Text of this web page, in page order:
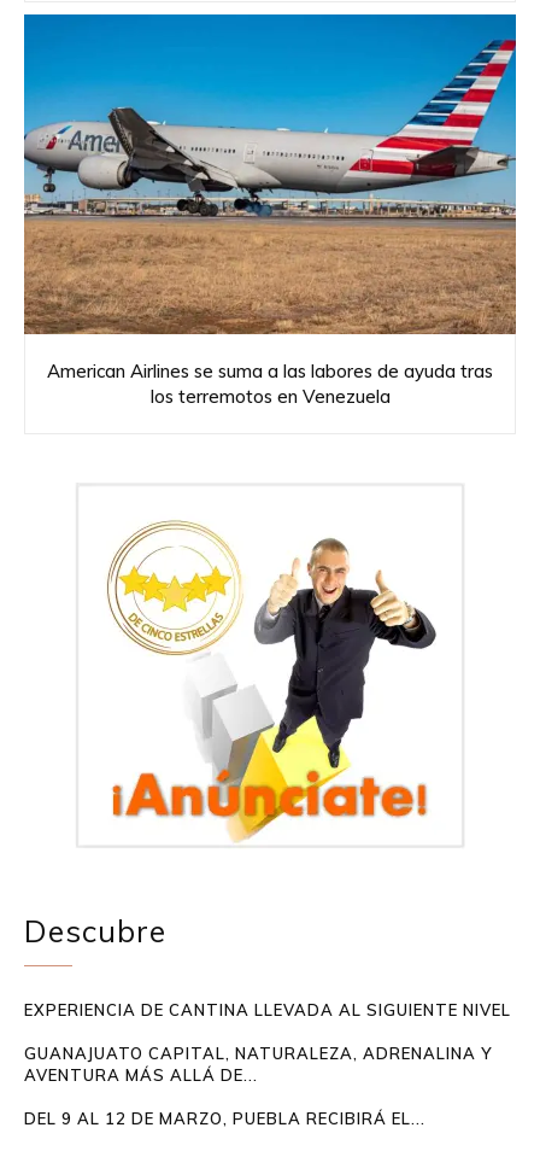
American Airlines se suma a las labores de ayuda tras
los terremotos en Venezuela
Descubre
EXPERIENCIA DE CANTINA LLEVADA AL SIGUIENTE NIVEL
GUANAJUATO CAPITAL, NATURALEZA, ADRENALINA Y
AVENTURA MÁS ALLÁ DE...
DEL 9 AL 12 DE MARZO, PUEBLA RECIBIRÁ EL...